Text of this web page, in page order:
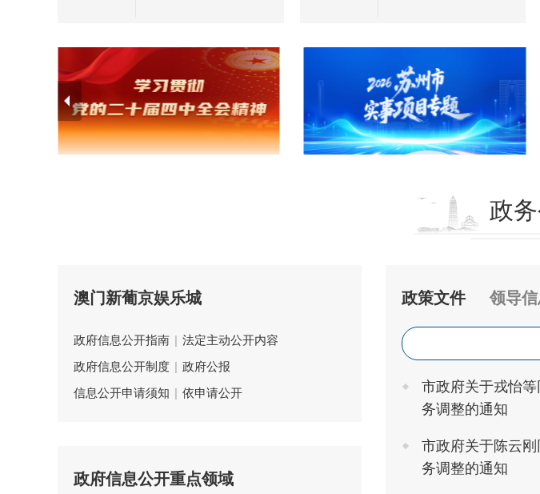
政
澳门新葡京娱乐城
政府信息公开指南 | 法定主动公开内容
政府信息公开制度 | 政府公报
信息公开申请须知 | 依申请公开
政府信息公开重点领域
政策文件 领导
市政府关于戎怡等
务调整的通知
市政府关于陈云刚
务调整的通知